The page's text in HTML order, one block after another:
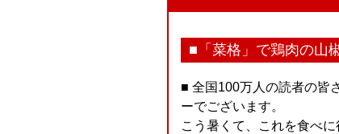
■「菜格」で鶏肉の山
■ 全国100万人の読者の皆
ーでございます。
こう暑くて、これを食べ